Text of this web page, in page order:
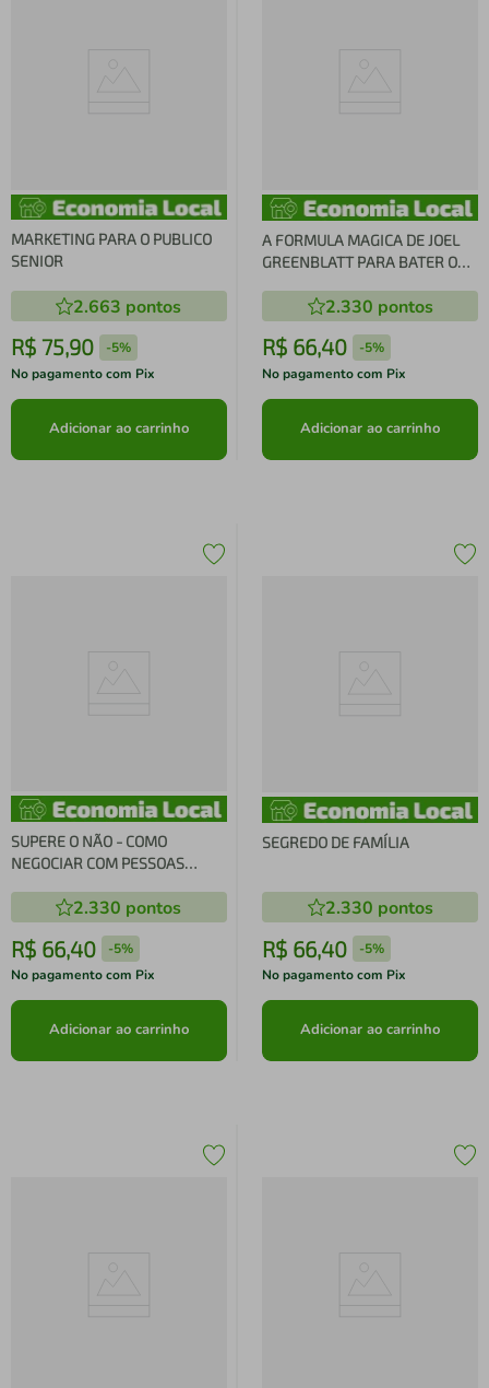
MARKETING PARA O PUBLICO
SENIOR
2.663 pontos
R$ 75,90 -5%
No pagamento com Pix
Adicionar ao carrinho
A FORMULA MAGICA DE JOEL
GREENBLATT PARA BATER O
2.330 pontos
R$ 66,40 -5%
No pagamento com Pix
Adicionar ao carrinho
SUPERE O NÃO - COMO
NEGOCIAR COM PESSOAS
2.330 pontos
R$ 66,40 -5%
No pagamento com Pix
Adicionar ao carrinho
SEGREDO DE FAMÍLIA
2.330 pontos
R$ 66,40 -5%
No pagamento com Pix
Adicionar ao carrinho